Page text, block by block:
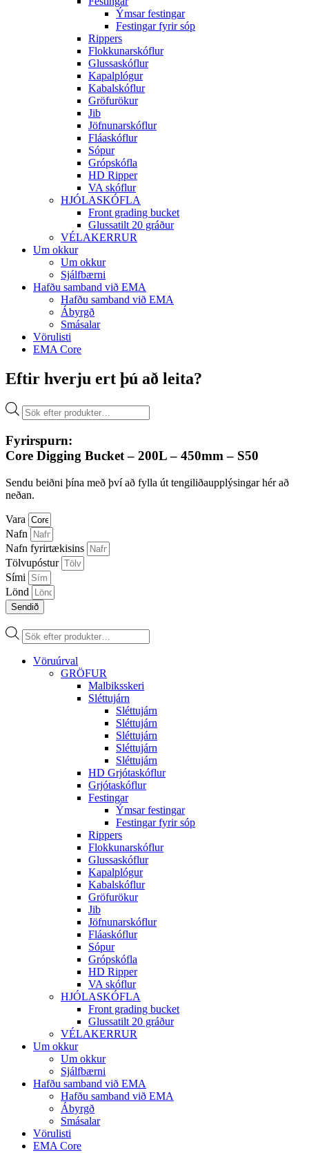
Ýmsar festingar
Festingar fyrir sóp
Rippers
Flokkunarskóflur
Glussaskóflur
Kapalplógur
Kabalskóflur
Gröfurökur
Jib
Jöfnunarskóflur
Fláaskóflur
Sópur
Grópskófla
HD Ripper
VA skóflur
HJÓLASKÓFLA
Front grading bucket
Glussatilt 20 gráður
VÉLAKERRUR
Um okkur
Um okkur
Sjálfbærni
Hafðu samband við EMA
Hafðu samband við EMA
Ábyrgð
Smásalar
Vörulisti
EMA Core
Eftir hverju ert þú að leita?
Products
search
Fyrirspurn:
Core Digging Bucket – 200L – 450mm – S50
Sendu beiðni þína með því að fylla út tengiliðaupplýsingar hér að
neðan.
Vara
Nafn
Nafn fyrirtækisins
Tölvupóstur
Sími
Lönd
Sendið
Products
search
Vöruúrval
GRÖFUR
Malbiksskeri
Sléttujárn
Sléttujárn
Sléttujárn
Sléttujárn
Sléttujárn
Sléttujárn
HD Grjótaskóflur
Grjótaskóflur
Festingar
Ýmsar festingar
Festingar fyrir sóp
Rippers
Flokkunarskóflur
Glussaskóflur
Kapalplógur
Kabalskóflur
Gröfurökur
Jib
Jöfnunarskóflur
Fláaskóflur
Sópur
Grópskófla
HD Ripper
VA skóflur
HJÓLASKÓFLA
Front grading bucket
Glussatilt 20 gráður
VÉLAKERRUR
Um okkur
Um okkur
Sjálfbærni
Hafðu samband við EMA
Hafðu samband við EMA
Ábyrgð
Smásalar
Vörulisti
EMA Core